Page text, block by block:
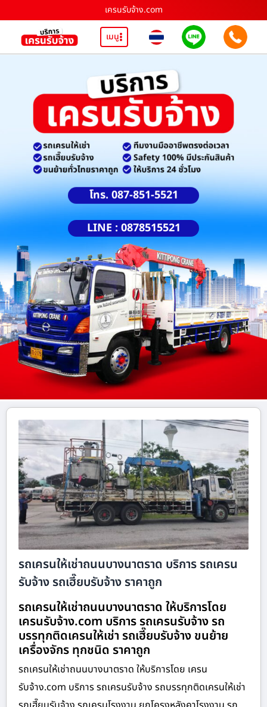
เครนรับจ้าง.com
เมนู
โทร. 087-851-5521
LINE : 0878515521
รถเครนให้เช่าถนนบางนาตราด บริการ รถเครน
รับจ้าง รถเฮี๊ยบรับจ้าง ราคาถูก
รถเครนให้เช่าถนนบางนาตราด ให้บริการโดย
เครนรับจ้าง.com บริการ รถเครนรับจ้าง รถ
บรรทุกติดเครนให้เช่า รถเฮี๊ยบรับจ้าง ขนย้าย
เครื่องจักร ทุกชนิด ราคาถูก
รถเครนให้เช่าถนนบางนาตราด ให้บริการโดย เครน
รับจ้าง.com บริการ รถเครนรับจ้าง รถบรรทุกติดเครนให้เช่า